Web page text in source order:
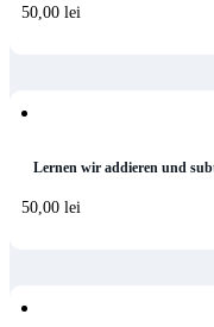
50,00 lei
Lernen wir addieren und
50,00 lei